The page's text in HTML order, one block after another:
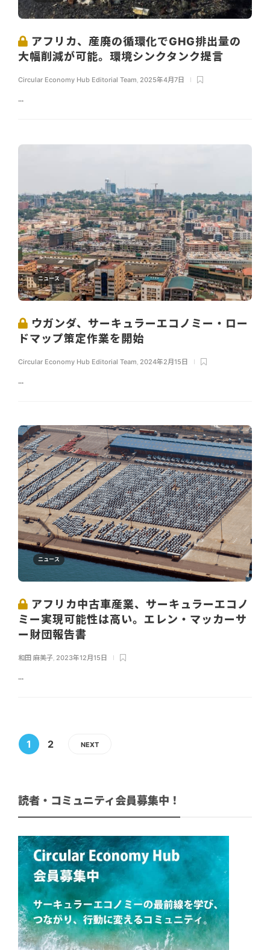
アフリカ、産廃の循環化でGHG排出量の
大幅削減が可能。環境シンクタンク提言
Circular Economy Hub Editorial Team, 2025年4月7日
...
ニュース
ウガンダ、サーキュラーエコノミー・ロー
ドマップ策定作業を開始
Circular Economy Hub Editorial Team 2024年2月15日
...
ニュース
アフリカ中古車産業、サーキュラーエコノ
ミー実現可能性は高い。エレン・マッカーサ
ー財団報告書
和田 麻美子 2023年12月15日
...
1 2 NEXT
読者・コミュニティ会員募集中！